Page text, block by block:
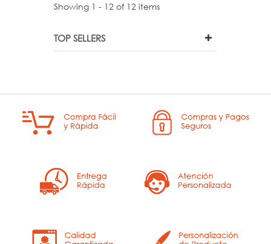
Showing 1 - 12 of 12 items
TOP SELLERS